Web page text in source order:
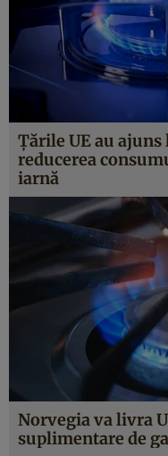
Țările UE au
reducerea
iarnă
Norvegia va livra
suplimentare de